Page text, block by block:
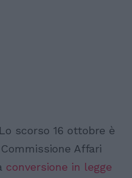
scorso 16 ottobre è
Affari
conversione in legge